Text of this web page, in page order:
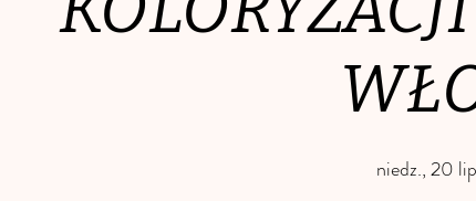
niedz., 20 lip